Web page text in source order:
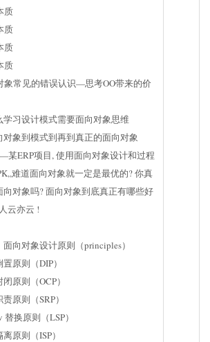
质
质
质
质
象常见的错误认识—思考OO带来的价
学习设计模式需要面向对象思维
对象到模式到再到真正的面向对象
某ERP项目, 使用面向对象设计和过程
难道面向对象就一定是最优的? 你真
向对象吗? 面向对象到底真正有哪些好
云亦云 !
向对象设计原则（principles）
原则（DIP）
原则（OCP）
原则（SRP）
替换原则（LSP）
原则（ISP）